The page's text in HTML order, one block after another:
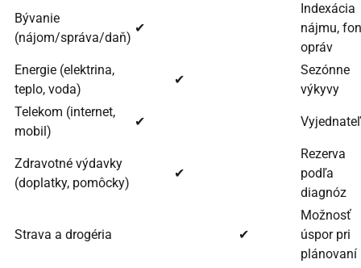
Bývanie
(nájom/správa/daň)
✔
Indexácia
nájmu,
opráv
Energie (elektrina,
teplo, voda)
✔
Sezónne
výkyvy
Telekom (internet,
mobil)
✔
Zdravotné výdavky
(doplatky, pomôcky)
✔
Rezerva
podľa
diagnóz
Strava a drogéria ✔
Možnosť
úspor pri
plánovaní